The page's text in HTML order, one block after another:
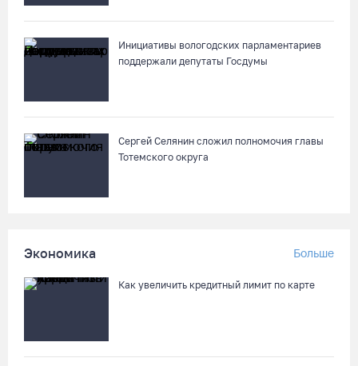
06.08.26 / 10:42
Вологжан и гостей области приглашают в выходные на
В Великоустюгском округе завершается ремонт автодороги
06.08.26 / 09:54
Нюксеницей, но остался на свободе
06.08.26 / 09:33
Инициативы вологодских парламентариев
поддержали депутаты Госдумы
Сергей Селянин сложил полномочия главы
Тотемского округа
Экономика Больше
Как увеличить кредитный лимит по карте